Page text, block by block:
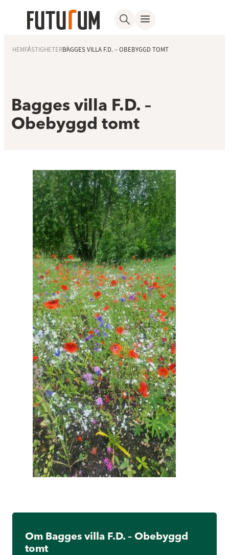
HEMFASTIGHETERBAGGES VILLA F.D. – OBEBYGGD TOMT
Bagges villa F.D. –
Obebyggd tomt
Om Bagges villa F.D. – Obebyggd
tomt